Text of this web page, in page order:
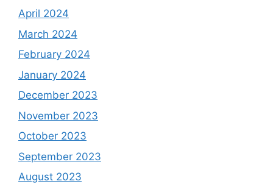
April 2024
March 2024
February 2024
January 2024
December 2023
November 2023
October 2023
September 2023
August 2023